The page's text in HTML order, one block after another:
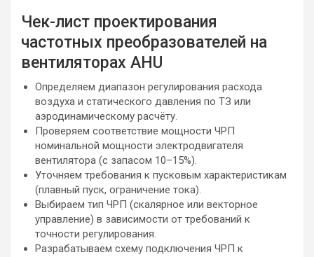
Чек-лист проектирования
частотных преобразователей на
вентиляторах AHU
Определяем диапазон регулирования расхода
воздуха и статического давления по ТЗ или
аэродинамическому расчёту.
Проверяем соответствие мощности ЧРП
номинальной мощности электродвигателя
вентилятора (с запасом 10–15%).
Уточняем требования к пусковым характеристикам
(плавный пуск, ограничение тока).
Выбираем тип ЧРП (скалярное или векторное
управление) в зависимости от требований к
точности регулирования.
Разрабатываем схему подключения ЧРП к